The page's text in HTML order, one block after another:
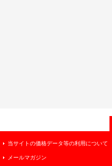
当サイトの価格データ等の利用について
メールマガジン